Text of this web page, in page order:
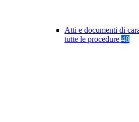
Atti e documenti di
tutte le procedure 48